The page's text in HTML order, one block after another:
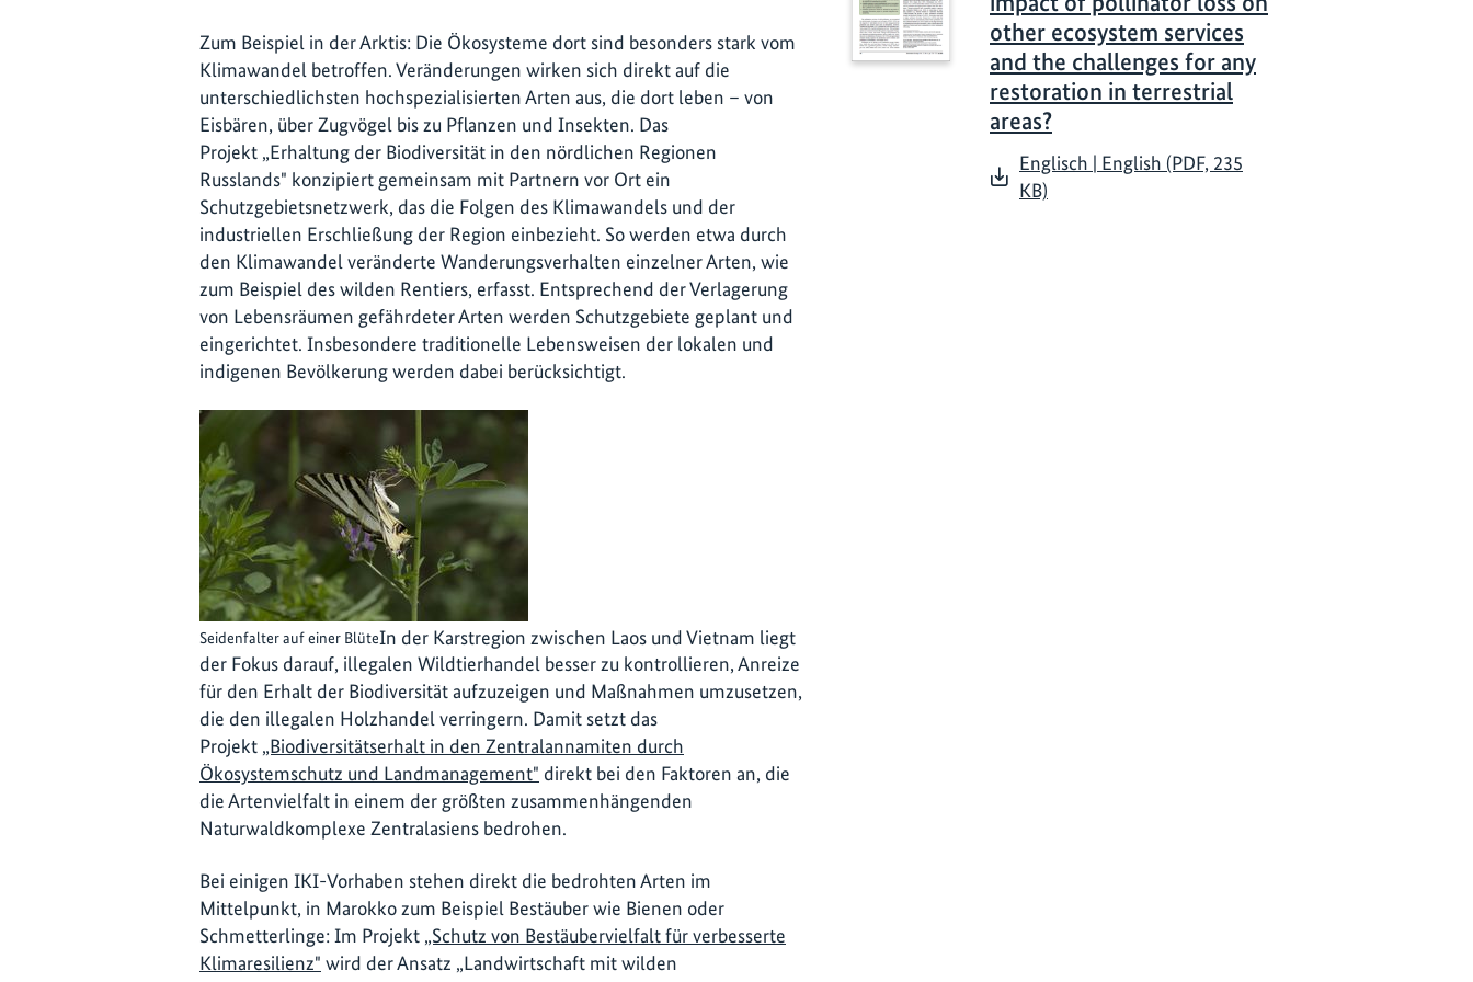
Zum Beispiel in der Arktis: Die Ökosysteme dort sind besonders stark vom
Klimawandel betroffen. Veränderungen wirken sich direkt auf die
unterschiedlichsten hochspezialisierten Arten aus, die dort leben – von
Eisbären, über Zugvögel bis zu Pflanzen und Insekten. Das
Projekt „Erhaltung der Biodiversität in den nördlichen Regionen
Russlands" konzipiert gemeinsam mit Partnern vor Ort ein
Schutzgebietsnetzwerk, das die Folgen des Klimawandels und der
industriellen Erschließung der Region einbezieht. So werden etwa durch
den Klimawandel veränderte Wanderungsverhalten einzelner Arten, wie
zum Beispiel des wilden Rentiers, erfasst. Entsprechend der Verlagerung
von Lebensräumen gefährdeter Arten werden Schutzgebiete geplant und
eingerichtet. Insbesondere traditionelle Lebensweisen der lokalen und
indigenen Bevölkerung werden dabei berücksichtigt.
Seidenfalter auf einer BlüteIn der Karstregion zwischen Laos und Vietnam liegt
der Fokus darauf, illegalen Wildtierhandel besser zu kontrollieren, Anreize
für den Erhalt der Biodiversität aufzuzeigen und Maßnahmen umzusetzen,
die den illegalen Holzhandel verringern. Damit setzt das
Projekt „Biodiversitätserhalt in den Zentralannamiten durch
Ökosystemschutz und Landmanagement" direkt bei den Faktoren an, die
die Artenvielfalt in einem der größten zusammenhängenden
Naturwaldkomplexe Zentralasiens bedrohen.
Bei einigen IKI-Vorhaben stehen direkt die bedrohten Arten im
Mittelpunkt, in Marokko zum Beispiel Bestäuber wie Bienen oder
Schmetterlinge: Im Projekt „Schutz von Bestäubervielfalt für verbesserte
Klimaresilienz" wird der Ansatz „Landwirtschaft mit wilden
other ecosystem services
and the challenges for any
restoration in terrestrial
areas?
Englisch | English (PDF, 235
KB)